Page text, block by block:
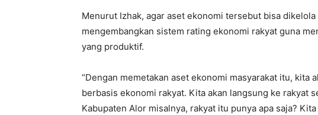
Menurut Izhak, agar aset ekonomi tersebut bisa
mengembangkan sistem rating ekonomi rakyat guna
yang produktif.
“Dengan memetakan aset ekonomi masyarakat itu, kita
berbasis ekonomi rakyat. Kita akan langsung ke rakyat
Kabupaten Alor misalnya, rakyat itu punya apa saja?